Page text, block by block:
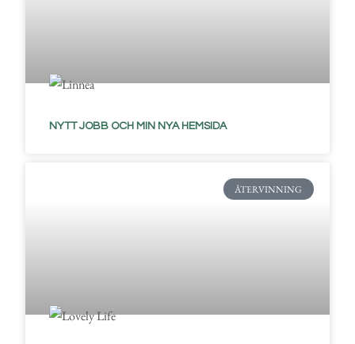
NYTT JOBB OCH MIN NYA HEMSIDA
ÅTERVINNING